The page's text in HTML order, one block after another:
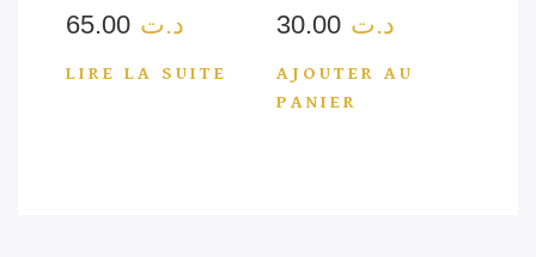
5.00
sur 5
د.ت
LIRE LA SUITE
5.00
sur 5
د.ت 30.00
AJOUTER AU
PANIER